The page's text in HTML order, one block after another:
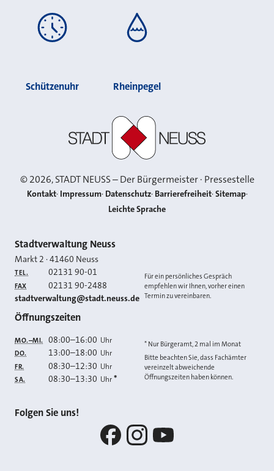
Schützenuhr Rheinpegel
©2026, STADT NEUSS – Der Bürgermeister · Pressestelle
Kontakt Impressum Datenschutz Barrierefreiheit Sitemap
Leichte Sprache
Kontakt
Stadtverwaltung Neuss
Markt 2 ·41460 Neuss
TEL. 02131 90-01
FAX 02131 90-2488
E-MAIL
stadtverwaltung@stadt.neuss.de
Für ein persönliches Gespräch
empfehlen wir Ihnen, vorher einen
Termin zu vereinbaren.
Öffnungszeiten
MO.–MI. 08:00–16:00 Uhr
DO. 13:00–18:00 Uhr
FR. 08:30–12:30 Uhr
SA. 08:30–13:30 Uhr *
* Nur Bürgeramt, 2 mal im Monat
Bitte beachten Sie, dass Fachämter
vereinzelt abweichende
Öffnungszeiten haben können.
Folgen Sie uns!